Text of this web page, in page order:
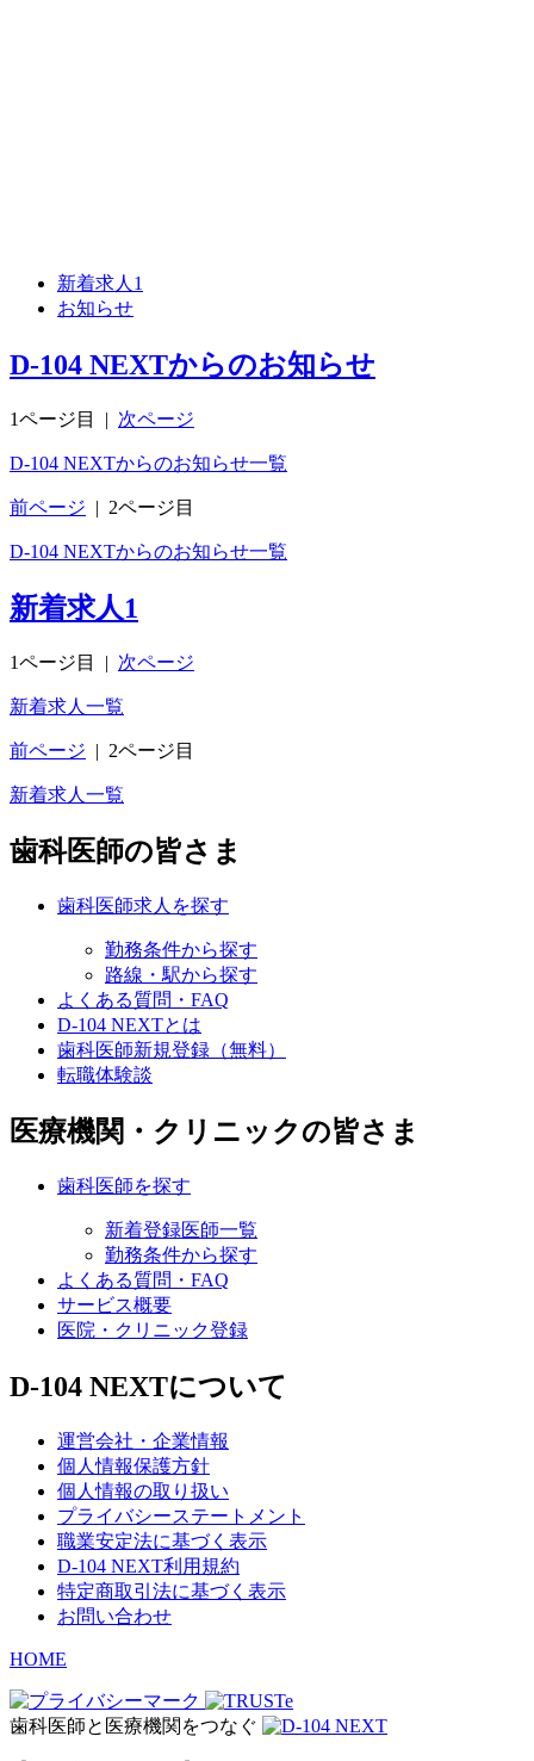
新着求人1
お知らせ
D-104 NEXTからのお知らせ
1ページ目 | 次ページ
D-104 NEXTからのお知らせ一覧
前ページ | 2ページ目
D-104 NEXTからのお知らせ一覧
新着求人1
1ページ目 | 次ページ
新着求人一覧
前ページ | 2ページ目
新着求人一覧
歯科医師の皆さま
歯科医師求人を探す
勤務条件から探す
路線・駅から探す
よくある質問・FAQ
D-104 NEXTとは
歯科医師新規登録（無料）
転職体験談
医療機関・クリニックの皆さま
歯科医師を探す
新着登録医師一覧
勤務条件から探す
よくある質問・FAQ
サービス概要
医院・クリニック登録
D-104 NEXTについて
運営会社・企業情報
個人情報保護方針
個人情報の取り扱い
プライバシーステートメント
職業安定法に基づく表示
D-104 NEXT利用規約
特定商取引法に基づく表示
お問い合わせ
HOME
歯科医師と医療機関をつなぐ